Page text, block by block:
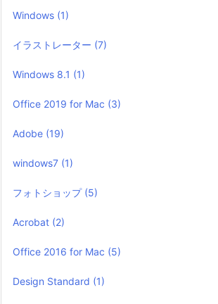
Windows (1)
イラストレーター (7)
Windows 8.1 (1)
Office 2019 for Mac (3)
Adobe (19)
windows7 (1)
フォトショップ (5)
Acrobat (2)
Office 2016 for Mac (5)
Design Standard (1)